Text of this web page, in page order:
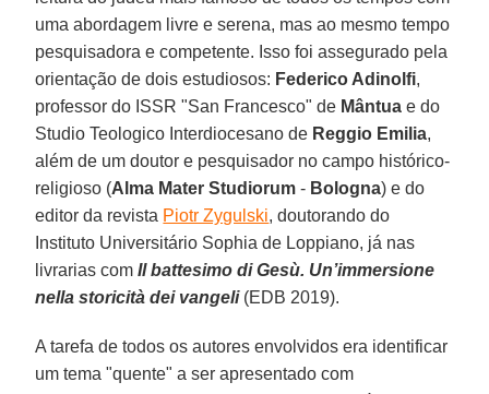
uma abordagem livre e serena, mas ao mesmo tempo
pesquisadora e competente. Isso foi assegurado pela
orientação de dois estudiosos: Federico Adinolfi,
professor do ISSR "San Francesco" de Mântuae do
Studio Teologico Interdiocesano de Reggio Emilia,
além de um doutor e pesquisador no campo histórico-
religioso (Alma Mater Studiorum - Bologna) e do
editor da revista Piotr Zygulski, doutorando do
Instituto Universitário Sophia de Loppiano, já nas
livrarias comIl battesimo di Gesù. Un’immersione
nella storicità dei vangeli(EDB 2019).
A tarefa de todos os autores envolvidos era identificar
um tema "quente" a ser apresentado com